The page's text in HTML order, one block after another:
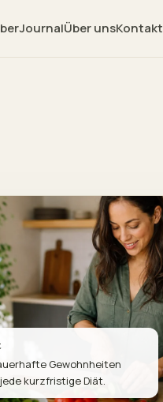
JournalÜber unsKontakt
Gewohnheiten
kurzfristige Diät.